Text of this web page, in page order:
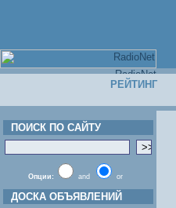
РЕЙТИНГ
ПОИСК ПО САЙТУ
Опции: and or
ДОСКА ОБЪЯВЛЕНИЙ